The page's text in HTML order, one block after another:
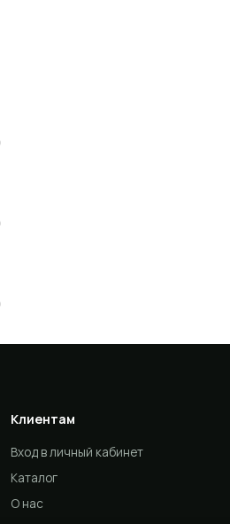
Клиентам
Вход в личный кабинет
Каталог
О нас